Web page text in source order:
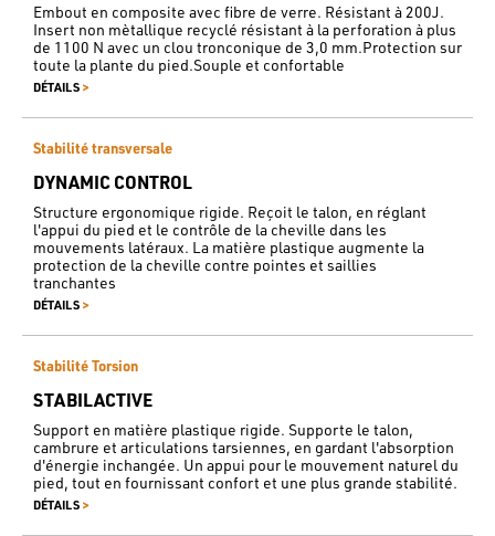
Embout en composite avec fibre de verre. Résistant à 200J.
Insert non mètallique recyclé résistant à la perforation à plus
de 1100 N avec un clou tronconique de 3,0 mm.Protection sur
toute la plante du pied.Souple et confortable
DÉTAILS >
Stabilité transversale
DYNAMIC CONTROL
Structure ergonomique rigide. Reçoit le talon, en réglant
l'appui du pied et le contrôle de la cheville dans les
mouvements latéraux. La matière plastique augmente la
protection de la cheville contre pointes et saillies
tranchantes
DÉTAILS >
Stabilité Torsion
STABILACTIVE
Support en matière plastique rigide. Supporte le talon,
cambrure et articulations tarsiennes, en gardant l'absorption
d'énergie inchangée. Un appui pour le mouvement naturel du
pied, tout en fournissant confort et une plus grande stabilité.
DÉTAILS >